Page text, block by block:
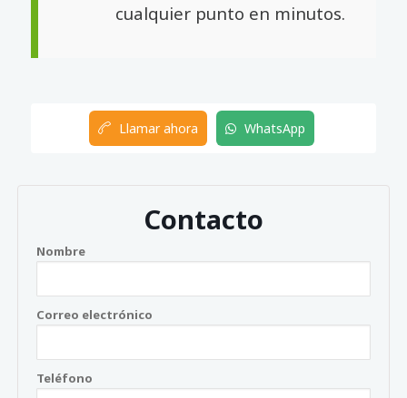
cualquier punto en minutos.
Llamar ahora WhatsApp
Contacto
Nombre
Correo electrónico
Teléfono